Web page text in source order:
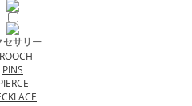
セサリー
PINS